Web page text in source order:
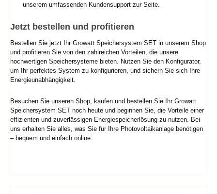
unserem umfassenden Kundensupport zur Seite.
Jetzt bestellen und profitieren
Bestellen Sie jetzt Ihr Growatt Speichersystem SET in unserem Shop
und profitieren Sie von den zahlreichen Vorteilen, die unsere
hochwertigen Speichersysteme bieten. Nutzen Sie den Konfigurator,
um Ihr perfektes System zu konfigurieren, und sichern Sie sich Ihre
Energieunabhängigkeit.
Besuchen Sie unseren Shop, kaufen und bestellen Sie Ihr Growatt
Speichersystem SET noch heute und beginnen Sie, die Vorteile einer
effizienten und zuverlässigen Energiespeicherlösung zu nutzen. Bei
uns erhalten Sie alles, was Sie für Ihre Photovoltaikanlage benötigen
– bequem und einfach online.